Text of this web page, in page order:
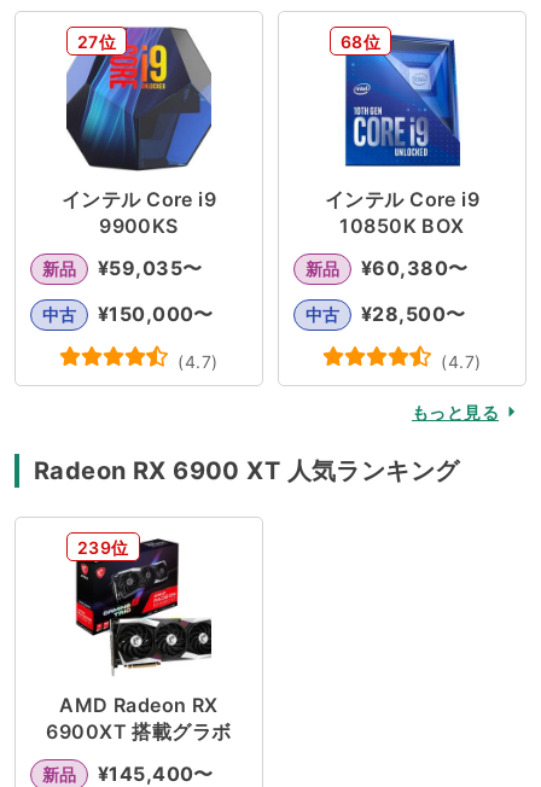
27位
インテル Core i9
9900KS
新品 ¥59,035〜
中古 ¥150,000〜
(4.7)
68位
インテル Core i9
10850K BOX
新品 ¥60,380〜
中古 ¥28,500〜
(4.7)
もっと見る
Radeon RX 6900 XT 人気ランキング
239位
AMD Radeon RX
6900XT 搭載グラボ
新品 ¥145,400〜